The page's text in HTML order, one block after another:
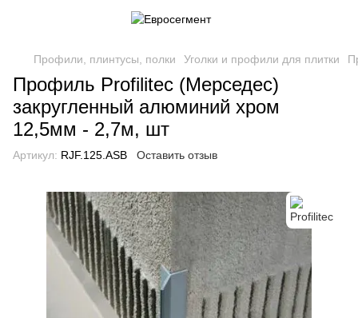
Профили, плинтусы, полки Уголки и профили для плитки
Профиль Profilitec (Мерседес)
закругленный алюминий хром
12,5мм - 2,7м, шт
Артикул: RJF.125.ASB Оставить отзыв